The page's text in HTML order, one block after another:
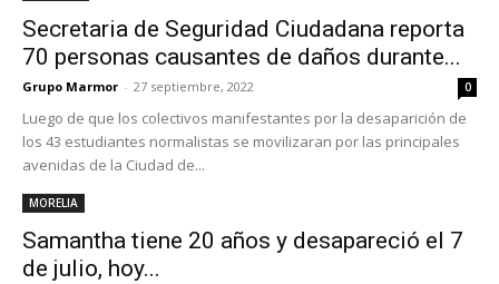
Secretaria de Seguridad Ciudadana reporta
70 personas causantes de daños durante...
Grupo Marmor - 27 septiembre, 2022 0
Luego de que los colectivos manifestantes por la desaparición de
los 43 estudiantes normalistas se movilizaran por las principales
avenidas de la Ciudad de...
MORELIA
Samantha tiene 20 años y desapareció el 7
de julio, hoy...